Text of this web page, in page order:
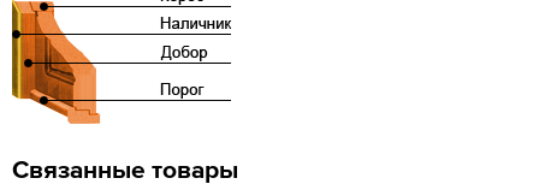
Связанные товары